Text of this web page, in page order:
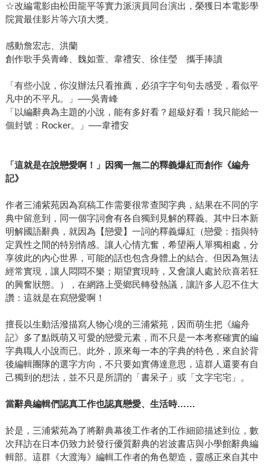
☆改編電影由松田龍平等實力派演員同台演出，榮獲日本電影學
院賞最佳影片等六項大獎。
感動詹宏志、洪蘭
創作歌手吳青峰、魏如萱、韋禮安、徐佳瑩 攜手捧讀
「有些小說，你沒辦法只看推薦，必須字字句句去感受，看似平
凡中的不平凡。」──吳青峰
「以編辭典為主題的小說，能有多好看？超級好看！我只能給一
個封號：Rocker。」──韋禮安
「這就是在說戀愛啊！」因獨一無二的釋義爆紅而創作《編舟
記》
作者三浦紫苑因為寫稿工作需要很常查閱字典，結果在不同的字
典中留意到，同一個字詞會有各自獨到見解的釋義。其中日本新
明解國語辭典，就因為【戀愛】一詞的釋義爆紅（戀愛：指與特
定異性之間的特別情感。讓人心情亢奮，希望兩人單獨相處，分
享彼此的內心世界，可能的話也包含身體上的結合。但因為無法
經常實現，讓人悶悶不樂；期望實現時，又會讓人處於欣喜若狂
的興奮狀態。），在網路上受鄉民轉發熱議，讓許多人忍不住大
讚：這就是在寫戀愛啊！
擅長以生動活潑描寫人物心境的三浦紫苑，因而萌生把《編舟
記》多了點既萌又可愛的戀愛元素，而不只是一本考察確實的編
字典職人小說而已。此外，原來每一本的字典的特色，來自於背
後編輯團隊的選字方向，不只要如實傳達意思，這群人還要有自
己獨到的想法，並不只是所謂的「書呆子」或「文字宅宅」。
當辭典編輯們認真工作也認真戀愛、生活時……
於是，三浦紫苑為了將辭典幕後工作者的工作細節描述到位，數
次拜訪在日本仍致力於發行優質辭典的岩波書店與小學館辭典編
輯部。這群《大渡海》編輯工作者的角色塑造，靈感正來自其中